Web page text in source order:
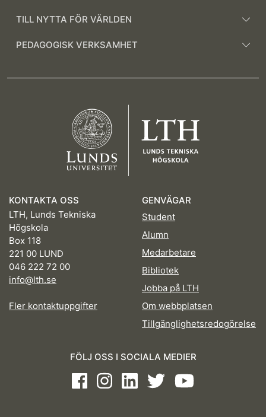
TILL NYTTA FÖR VÄRLDEN
PEDAGOGISK VERKSAMHET
KONTAKTA OSS
LTH, Lunds Tekniska
Högskola
Box 118
221 00 LUND
046 222 72 00
info@lth.se
Fler kontaktuppgifter
GENVÄGAR
Student
Alumn
Medarbetare
Bibliotek
Jobba på LTH
Om webbplatsen
Tillgänglighetsredogörelse
FÖLJ OSS I SOCIALA MEDIER
FacebookInstagramLinkedInTwitterYoutube